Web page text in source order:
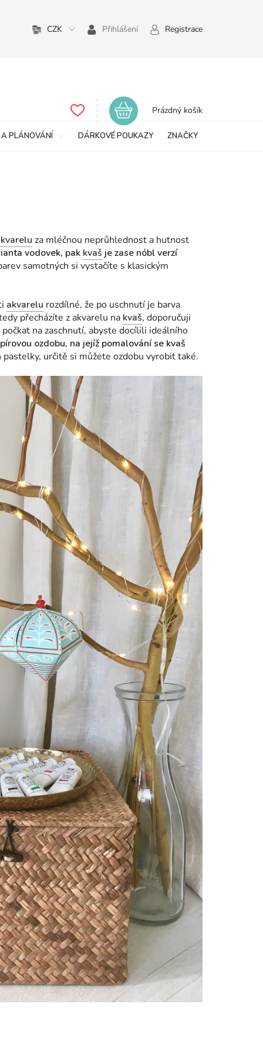
CZK Přihlášení Registrace
Nákupní
Prázdný košík
PLÁNOVÁNÍ DÁRKOVÉ POUKAZY ZNAČKY
za mléčnou neprůhlednost a hutnost
vodovek, pak kvaš je zase nóbl verzí
samotných si vystačíte s klasickým
akvarelu rozdílné, že po uschnutí je barva
přecházíte z akvarelu na kvaš, doporučuji
na zaschnutí, abyste docílili ideálního
ozdobu, na jejíž pomalování se kvaš
pastelky, určitě si můžete ozdobu vyrobit také.